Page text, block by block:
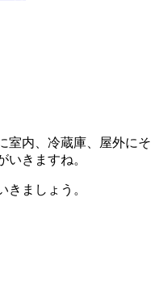
室内、冷蔵庫、屋外
きますね。
ましょう。